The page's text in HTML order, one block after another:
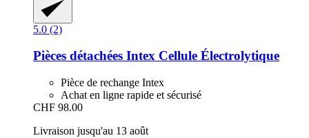
5.0 (2)
Pièces détachées Intex Cellule Électrolytique
Pièce de rechange Intex
Achat en ligne rapide et sécurisé
CHF 98.00
Livraison jusqu'au 13 août